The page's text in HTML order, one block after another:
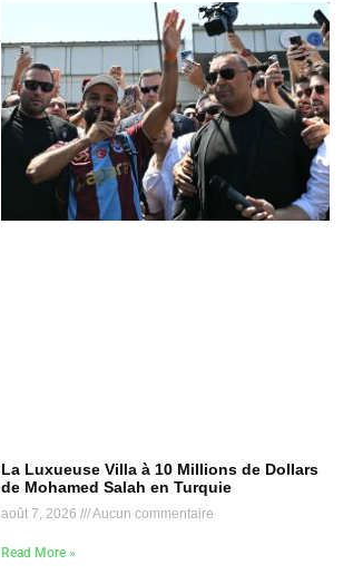
La Luxueuse Villa à 10 Millions de Dollars
de Mohamed Salah en Turquie
août 7, 2026 Aucun commentaire
Read More »